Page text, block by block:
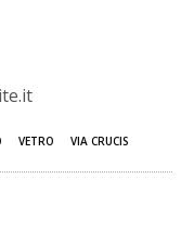
VETRO VIA CRUCIS